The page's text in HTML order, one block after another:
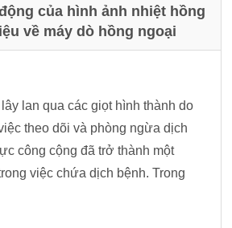
của hình ảnh nhiệt hồng
về máy dò hồng ngoại
lan qua các giọt hình thành do
theo dõi và phòng ngừa dịch
công cộng đã trở thành một
việc chứa dịch bệnh. Trong